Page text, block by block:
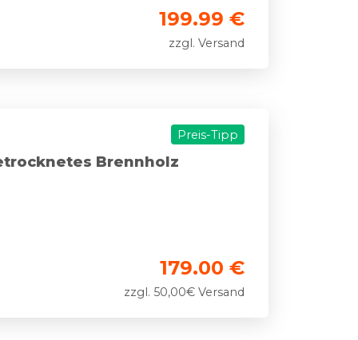
199.99 €
zzgl. Versand
Preis-Tipp
Brennholz
179.00 €
zzgl. 50,00€ Versand